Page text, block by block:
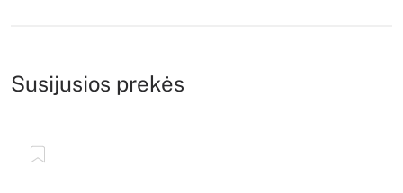
Susijusios prekės